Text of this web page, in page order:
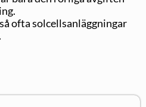
ofta solcellsanläggningar